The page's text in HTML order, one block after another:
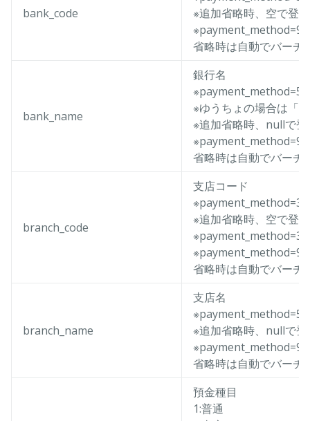
bank_code
※追加省略時、空で登
※payment_method=9
省略時は自動でバーチ
bank_name
銀行名
※payment_method=5
※ゆうちょの場合は「ﾕ
※追加省略時、nullで
※payment_method=9
省略時は自動でバーチ
branch_code
支店コード
※追加省略時、空で登
※payment_method=3
※payment_method=9
省略時は自動でバーチ
branch_name
支店名
※payment_method=5
※追加省略時、nullで
※payment_method=9
省略時は自動でバーチ
預金種目
1:普通